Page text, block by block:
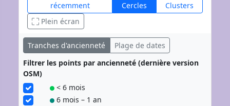
récemment
Cercles
Clusters
Plein écran
Tranches d'ancienneté
Plage de dates
Filtrer les points par ancienneté (dernière version
OSM)
< 6 mois
6 mois – 1 an